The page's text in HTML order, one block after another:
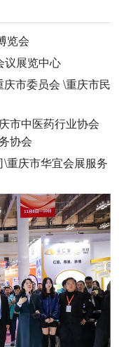
览会
展览中心
市委员会 \重庆市民
市中医药行业协会
协会
重庆市华宜会展服务